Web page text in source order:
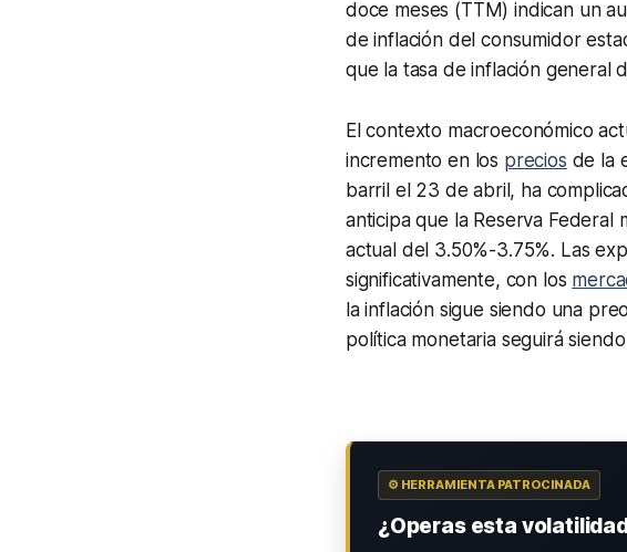
doce meses (TTM) indican un
de inflación del consumidor
que la tasa de inflación general
El contexto macroeconómico
incremento en los precios de la
barril el 23 de abril, ha
anticipa que la Reserva Federal
actual del 3.50%-3.75%. Las
significativamente, con los
la inflación sigue siendo una
política monetaria seguirá
⚙️ HERRAMIENTA PATROCINADA
¿Operas esta